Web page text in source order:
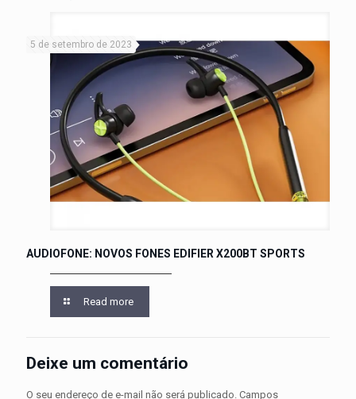
5 de setembro de 2023
AUDIOFONE: NOVOS FONES EDIFIER X200BT SPORTS
Read more
Deixe um comentário
O seu endereço de e-mail não será publicado. Campos